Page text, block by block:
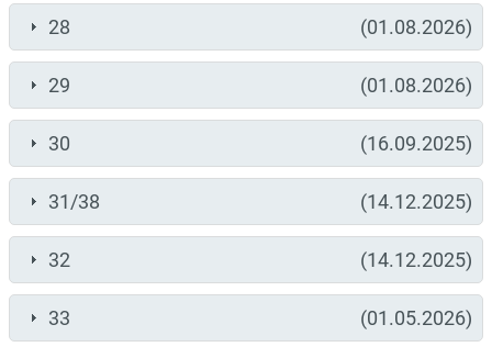
28 (01.08.2026)
29 (01.08.2026)
30 (16.09.2025)
31/38 (14.12.2025)
32 (14.12.2025)
33 (01.05.2026)